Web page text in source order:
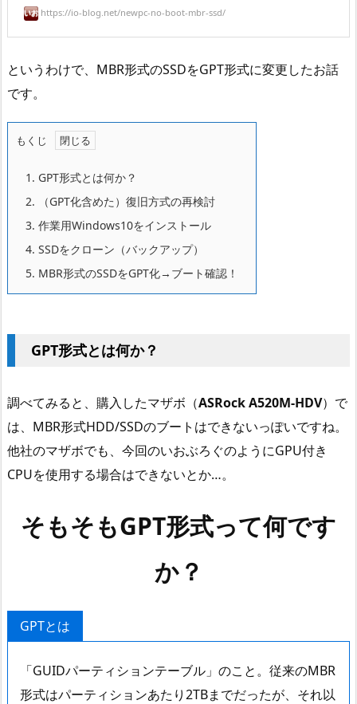
https://io-blog.net/newpc-no-boot-mbr-ssd/
というわけで、MBR形式のSSDをGPT形式に変更したお話
です。
もくじ
1. GPT形式とは何か？
2. （GPT化含めた）復旧方式の再検討
3. 作業用Windows10をインストール
4. SSDをクローン（バックアップ）
5. MBR形式のSSDをGPT化→ブート確認！
GPT形式とは何か？
調べてみると、購入したマザボ（ASRock A520M-HDV）で
は、MBR形式HDD/SSDのブートはできないっぽいですね。
他社のマザボでも、今回のいおぶろぐのようにGPU付き
CPUを使用する場合はできないとか…。
そもそもGPT形式って何です
か？
GPTとは
「GUIDパーティションテーブル」のこと。従来のMBR
形式はパーティションあたり2TBまでだったが、それ以